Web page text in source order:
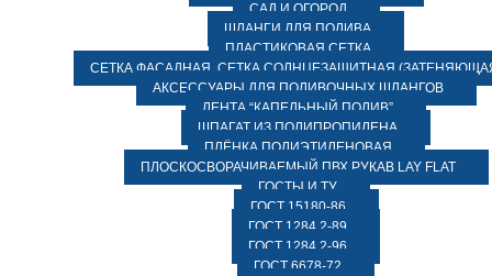
САД И ОГОРОД
ШЛАНГИ ДЛЯ ПОЛИВА
ПЛАСТИКОВАЯ СЕТКА
СЕТКА ФАСАДНАЯ. СЕТКА СОЛНЦЕЗАЩИТНАЯ
АКСЕССУАРЫ ДЛЯ ПОЛИВОЧНЫХ ШЛАНГОВ
ЛЕНТА “КАПЕЛЬНЫЙ ПОЛИВ”
ШПАГАТ ИЗ ПОЛИПРОПИЛЕНА
ПЛЁНКА ПОЛИЭТИЛЕНОВАЯ
ПЛОСКОСВОРАЧИВАЕМЫЙ ПВХ РУКАВ LAY FLAT
ГОСТЫ И ТУ
ГОСТ 15180-86
ГОСТ 1284.2-89
ГОСТ 1284.2-96
ГОСТ 6678-72